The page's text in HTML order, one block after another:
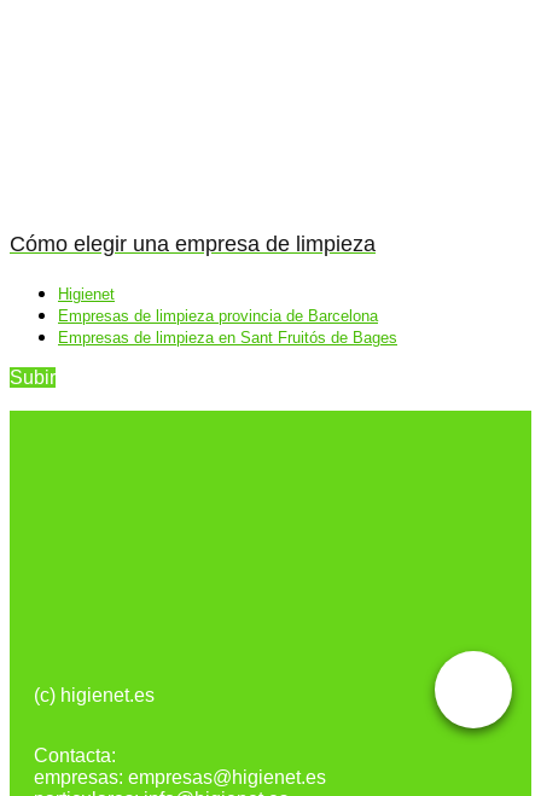
Cómo elegir una empresa de limpieza
Higienet
Empresas de limpieza provincia de Barcelona
Empresas de limpieza en Sant Fruitós de Bages
Subir
(c) higienet.es
Contacta:
empresas: empresas@higienet.es